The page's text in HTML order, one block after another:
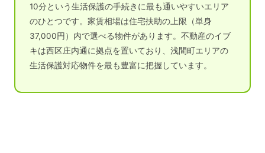
10分という生活保護の手続きに最も通いやすいエリア
のひとつです。家賃相場は住宅扶助の上限（単身
37,000円）内で選べる物件があります。不動産のイブ
キは西区庄内通に拠点を置いており、浅間町エリアの
生活保護対応物件を最も豊富に把握しています。